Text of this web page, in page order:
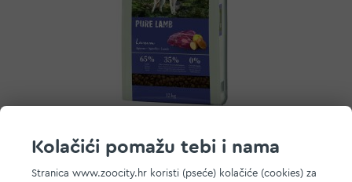
Kolačići pomažu tebi i nama
Stranica www.zoocity.hr koristi (pseće) kolačiće (cookies) za
13,00 EUR